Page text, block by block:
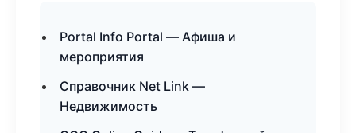
Portal Info Portal — Афиша и
мероприятия
Справочник Net Link —
Недвижимость